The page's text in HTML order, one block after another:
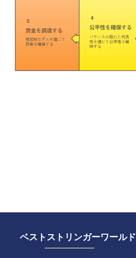
ベストストリンガーワール